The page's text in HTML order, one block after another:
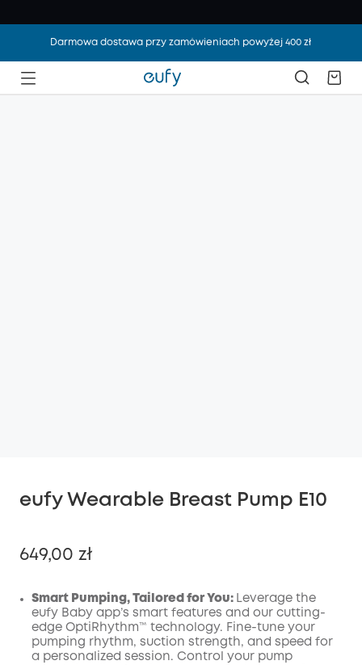
Darmowa dostawa przy zamówieniach powyżej 400 zł
eufy Wearable Breast Pump E10
649,00 zł
Wyłączony
Kod:
KOPIA
Smart Pumping, Tailored for You: Leverage the
eufy Baby app’s smart features and our cutting-
edge OptiRhythm™ technology. Fine-tune your
pumping rhythm, suction strength, and speed for
a personalized session. Control your pump